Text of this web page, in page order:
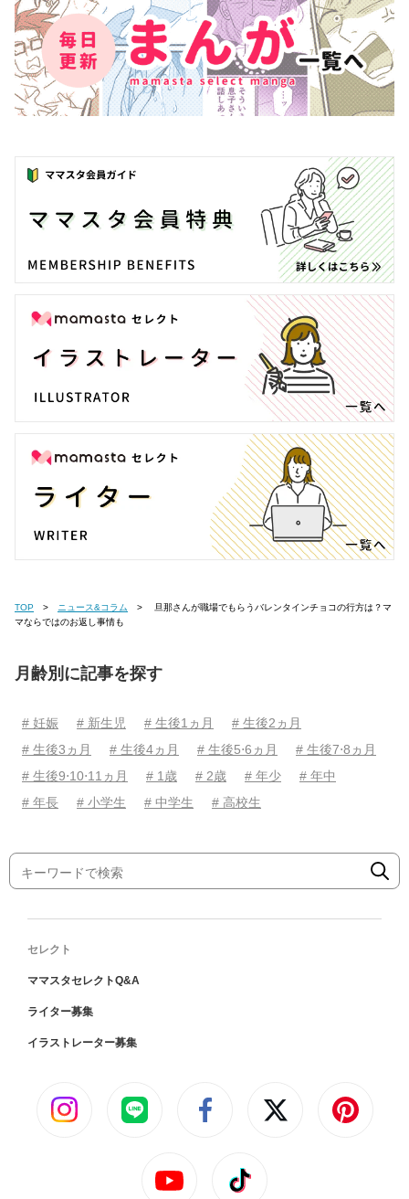
TOP ニュース&コラム
マならではのお返し事情も
月齢別に記事を探す
# 妊娠 # 新生児 # 生後1ヵ月
# 生後2ヵ月
# 生後3ヵ月
# 生後4ヵ月 # 生後5⋅6ヵ月
# 生後7⋅8ヵ月
# 生後9⋅10⋅11ヵ月
# 1歳 # 2歳 # 年少
# 年中
# 年長
# 小学生 # 中学生 # 高校生
セレクト
ママスタセレクトQ&A
ライター募集
イラストレーター募集